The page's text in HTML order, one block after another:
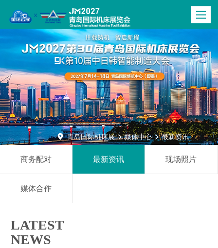
Toggle
 青岛国际机床展  媒体中心  最新资讯
商务配对 最新资讯 现场照片
媒体合作
LATEST
NEWS